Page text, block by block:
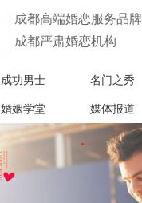
成都高端婚恋服务品牌
成都严肃婚恋机构
成功男士 名门之秀
婚姻学堂 媒体报道